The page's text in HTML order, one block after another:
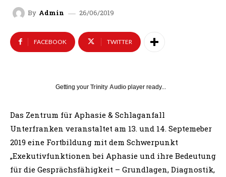
By Admin 26/06/2019
FACEBOOK TWITTER
Getting your Trinity Audio player ready...
Das Zentrum für Aphasie & Schlaganfall
Unterfranken veranstaltet am 13. und 14. Septemeber
2019 eine Fortbildung mit dem Schwerpunkt
„Exekutivfunktionen bei Aphasie und ihre Bedeutung
für die Gesprächsfähigkeit – Grundlagen, Diagnostik,